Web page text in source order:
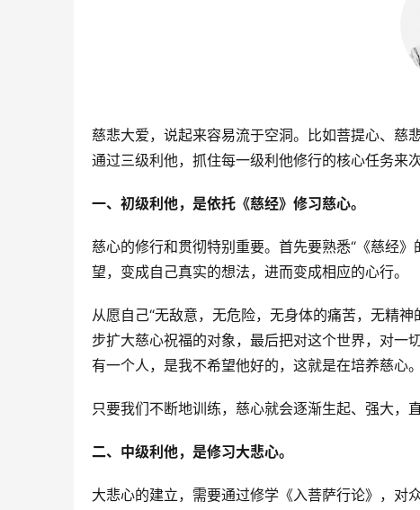
慈悲大爱，说起来容易流于空洞。比如菩提心、慈
通过三级利他，抓住每一级利他修行的核心任务来次
一、初级利他，是依托《慈经》修习慈心。
慈心的修行和贯彻特别重要。首先要熟悉“《慈经
望，变成自己真实的想法，进而变成相应的心行。
从愿自己“无敌意，无危险，无身体的痛苦，无精
步扩大慈心祝福的对象，最后把对这个世界，对一
有一个人，是我不希望他好的，这就是在培养慈心。
只要我们不断地训练，慈心就会逐渐生起、强大，
二、中级利他，是修习大悲心。
大悲心的建立，需要通过修学《入菩萨行论》，对